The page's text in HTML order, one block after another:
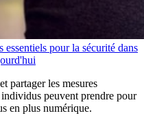
pour la sécurité dans
partager les mesures
peuvent prendre pour
en plus numérique.